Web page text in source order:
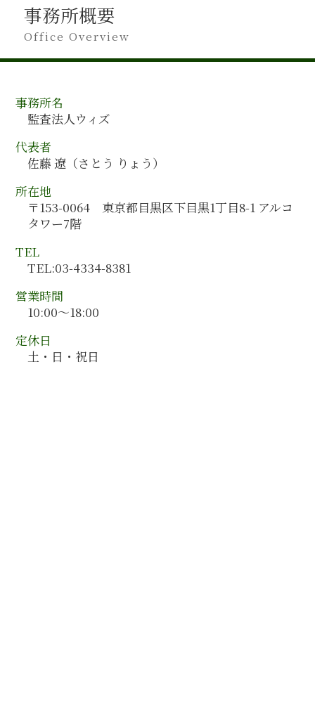
会計監査 スケジュール
監査報告書 会社法
会計監査 書類
会計監査 請負
会計監査 依頼
会計監査 何する
会計監査 重要性
合併 とは
事業承継 注意点
経営計画策定
吸収合併 手続き
経営計画書 書き方
会社分割 事業譲渡
組織再編 会計処理
m&a デューデリジェンス
組織再編 スケジュール
合併 メリット
経営計画策定 手順
岐阜県 会計監査
愛媛県 会計監査
奈良県 会計監査
山口県 会計監査
茨城県 会計コンサルティング
東京都 会計コンサルティング
埼玉県 会計監査
香川県 会計監査
和歌山県 会計監査
宮崎県 会計監査
青森県 会計コンサルティング
事務所概要
Office Overview
事務所名
監査法人ウィズ
代表者
佐藤 遼（さとう りょう）
所在地
〒153-0064 東京都目黒区下目黒1丁目8-1 アルコ
タワー7階
TEL
TEL:03-4334-8381
営業時間
10:00～18:00
定休日
土・日・祝日